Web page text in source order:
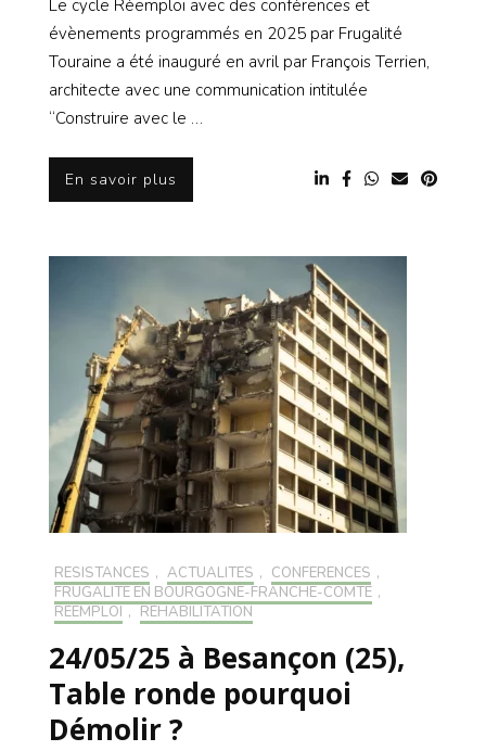
Le cycle Réemploi avec des conférences et
évènements programmés en 2025 par Frugalité
Touraine a été inauguré en avril par François Terrien,
architecte avec une communication intitulée
“Construire avec le …
En savoir plus
RÉSISTANCES , ACTUALITÉS , CONFÉRENCES ,
FRUGALITÉ EN BOURGOGNE-FRANCHE-COMTÉ ,
RÉEMPLOI , RÉHABILITATION
24/05/25 à Besançon (25),
Table ronde pourquoi
Démolir ?